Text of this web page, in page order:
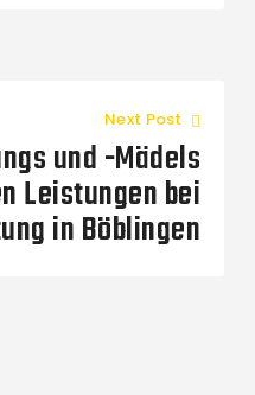
Next Post
und -Mädels
Leistungen bei
in Böblingen